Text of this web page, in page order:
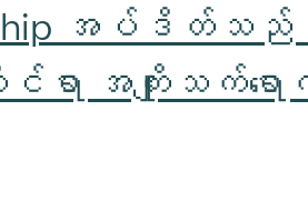
အပ်ဒိတ်သည်
ရာ အကျိုးသက်ရေ